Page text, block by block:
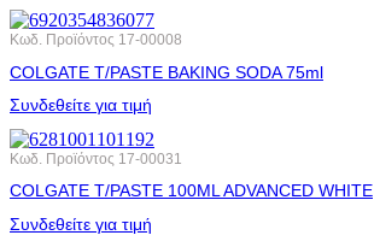
Κωδ. Προϊόντος 17-00008
COLGATE T/PASTE BAKING SODA 75ml
Συνδεθείτε για τιμή
Κωδ. Προϊόντος 17-00031
COLGATE T/PASTE 100ML ADVANCED WHITE
Συνδεθείτε για τιμή